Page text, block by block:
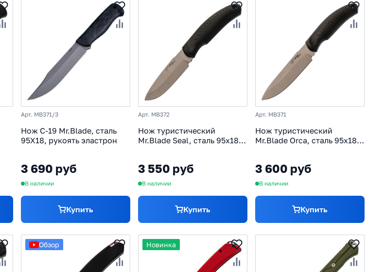
Арт. MB371/3
Нож C-19 Mr.Blade, сталь
95Х18, рукоять эластрон
3 690 руб
В наличии
Купить
Арт. MB372
Нож туристический
Mr.Blade Seal, сталь 95х18,
3 550 руб
В наличии
Купить
Арт. MB371
Нож туристический
Mr.Blade Orca, сталь 95х18,
3 600 руб
В наличии
Купить
Обзор Новинка